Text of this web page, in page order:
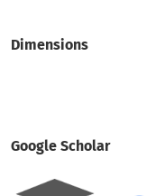
Dimensions
Google Scholar